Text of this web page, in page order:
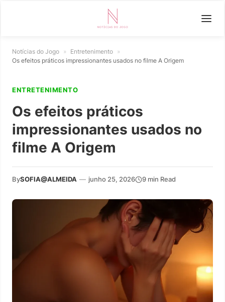
Notícias do Jogo » Entretenimento »
Os efeitos práticos impressionantes usados no filme A Origem
ENTRETENIMENTO
Os efeitos práticos
impressionantes usados no
filme A Origem
BySOFIA@ALMEIDA — junho 25, 2026 9 min Read